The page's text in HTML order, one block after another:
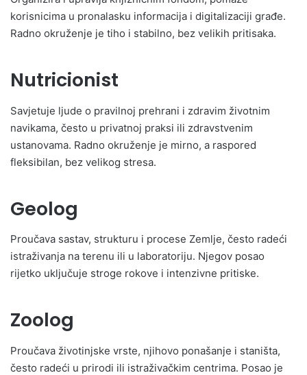
korisnicima u pronalasku informacija i digitalizaciji građe.
Radno okruženje je tiho i stabilno, bez velikih pritisaka.
Nutricionist
Savjetuje ljude o pravilnoj prehrani i zdravim životnim
navikama, često u privatnoj praksi ili zdravstvenim
ustanovama. Radno okruženje je mirno, a raspored
fleksibilan, bez velikog stresa.
Geolog
Proučava sastav, strukturu i procese Zemlje, često radeći
istraživanja na terenu ili u laboratoriju. Njegov posao
rijetko uključuje stroge rokove i intenzivne pritiske.
Zoolog
Proučava životinjske vrste, njihovo ponašanje i staništa,
često radeći u prirodi ili istraživačkim centrima. Posao je